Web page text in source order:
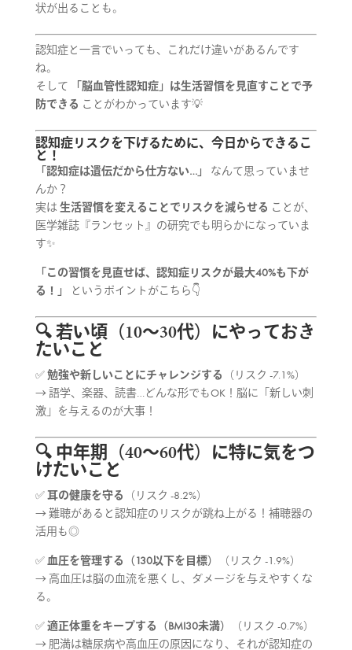
状が出ることも。
認知症と一言でいっても、これだけ違いがあるんです
ね。
そして
「脳血管性認知症」は生活習慣を見直すことで予
防できる ことがわかっています💡
認知症リスクを下げるために、今日からできるこ
と！
「認知症は遺伝だから仕方ない…」
なんて思っていませ
んか？
実は 生活習慣を変えることでリスクを減らせる ことが、
医学雑誌『ランセット』の研究でも明らかになっていま
す✨
「この習慣を見直せば、認知症リスクが最大40%も下が
る！」
というポイントがこちら👇
🔍 若い頃（10〜30代）にやっておき
たいこと
✅勉強や新しいことにチャレンジする （リスク -7.1%）
→ 語学、楽器、読書…どんな形でもOK！脳に「新しい刺
激」を与えるのが大事！
🔍 中年期（40〜60代）に特に気をつ
けたいこと
✅耳の健康を守る （リスク -8.2%）
→ 難聴があると認知症のリスクが跳ね上がる！補聴器の
活用も◎
✅血圧を管理する（130以下を目標）
（リスク -1.9%）
→ 高血圧は脳の血流を悪くし、ダメージを与えやすくな
る。
✅適正体重をキープする（BMI30未満）
（リスク -0.7%）
→ 肥満は糖尿病や高血圧の原因になり、それが認知症の